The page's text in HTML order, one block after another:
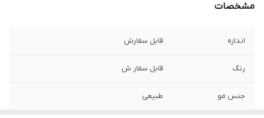
مشخصات
اندازه قابل سفارش
رنگ قابل سفار ش
جنس مو طبیعی